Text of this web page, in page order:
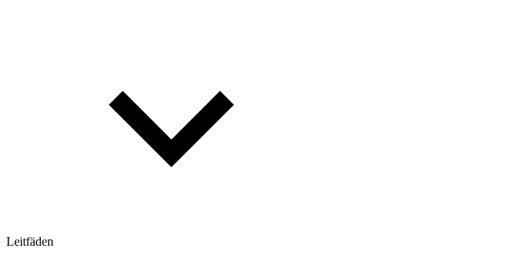
Leitfäden